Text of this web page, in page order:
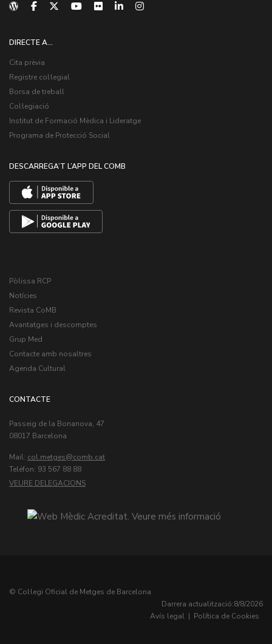
DIRECTE A...
Cita prèvia
Registre col·legial
Borsa de treball
Col·legiació
Institut de Formació Mèdica i Lideratge
Programa de Protecció Social
DESCARREGA’T L’APP DEL COMB
Pòlissa RCP
Notícies
Revista CoMB
Avantatges i descomptes
Grup Med
Contacte amb nosaltres
Agenda Cultural
CONTACTE
Passeig de la Bonanova, 47
08017 Barcelona
Mail: col.metges
Teléfon: 93 567 88 88
VEURE DELEGACIONS
© Col·legi Oficial de Metges de Barcelona
Darrera actualització:8/8/2026
Avís legal | Política de Cookies